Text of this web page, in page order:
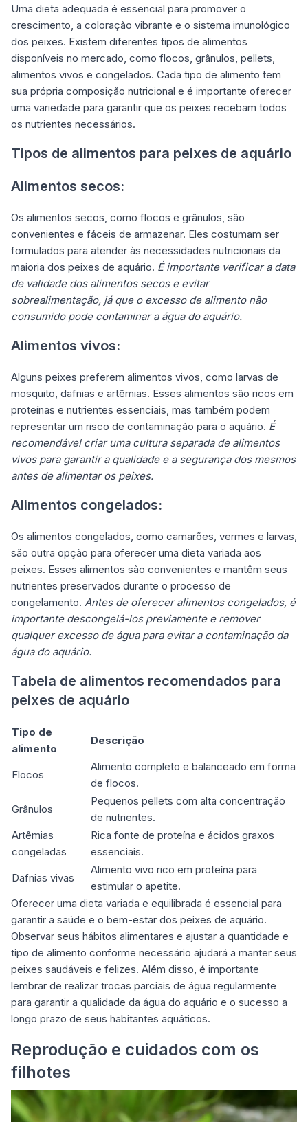
Uma dieta adequada é essencial para promover o
crescimento, a coloração vibrante e o sistema imunológico
dos peixes. Existem diferentes tipos de alimentos
disponíveis no mercado, como flocos, grânulos, pellets,
alimentos vivos e congelados. Cada tipo de alimento tem
sua própria composição nutricional e é importante oferecer
uma variedade para garantir que os peixes recebam todos
os nutrientes necessários.
Tipos de alimentos para peixes de aquário
Alimentos secos:
Os alimentos secos, como flocos e grânulos, são
convenientes e fáceis de armazenar. Eles costumam ser
formulados para atender às necessidades nutricionais da
maioria dos peixes de aquário. É importante verificar a data
de validade dos alimentos secos e evitar
sobrealimentação, já que o excesso de alimento não
consumido pode contaminar a água do aquário.
Alimentos vivos:
Alguns peixes preferem alimentos vivos, como larvas de
mosquito, dafnias e artêmias. Esses alimentos são ricos em
proteínas e nutrientes essenciais, mas também podem
representar um risco de contaminação para o aquário. É
recomendável criar uma cultura separada de alimentos
vivos para garantir a qualidade e a segurança dos mesmos
antes de alimentar os peixes.
Alimentos congelados:
Os alimentos congelados, como camarões, vermes e larvas,
são outra opção para oferecer uma dieta variada aos
peixes. Esses alimentos são convenientes e mantêm seus
nutrientes preservados durante o processo de
congelamento. Antes de oferecer alimentos congelados, é
importante descongelá-los previamente e remover
qualquer excesso de água para evitar a contaminação da
água do aquário.
Tabela de alimentos recomendados para
peixes de aquário
Tipo de
alimento
Descrição
Flocos
Alimento completo e balanceado em forma
de flocos.
Grânulos
Pequenos pellets com alta concentração
de nutrientes.
Artêmias
congeladas
Rica fonte de proteína e ácidos graxos
essenciais.
Dafnias vivas
Alimento vivo rico em proteína para
estimular o apetite.
Oferecer uma dieta variada e equilibrada é essencial para
garantir a saúde e o bem-estar dos peixes de aquário.
Observar seus hábitos alimentares e ajustar a quantidade e
tipo de alimento conforme necessário ajudará a manter seus
peixes saudáveis e felizes. Além disso, é importante
lembrar de realizar trocas parciais de água regularmente
para garantir a qualidade da água do aquário e o sucesso a
longo prazo de seus habitantes aquáticos.
Reprodução e cuidados com os
filhotes